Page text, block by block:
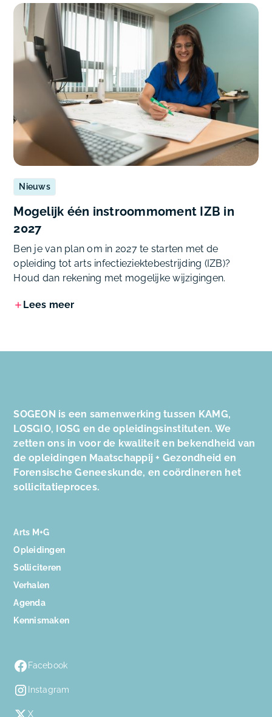
Nieuws
Mogelijk één instroommoment IZB in
2027
Ben je van plan om in 2027 te starten met de
opleiding tot arts infectieziektebestrijding (IZB)?
Houd dan rekening met mogelijke wijzigingen.
Lees meer
SOGEON is een samenwerking tussen KAMG,
LOSGIO, IOSG en de opleidingsinstituten. We
zetten ons in voor de kwaliteit en bekendheid van
de opleidingen Maatschappij + Gezondheid en
Forensische Geneeskunde, en coördineren het
sollicitatieproces.
Arts M+G
Opleidingen
Solliciteren
Verhalen
Agenda
Kennismaken
Facebook
Instagram
X